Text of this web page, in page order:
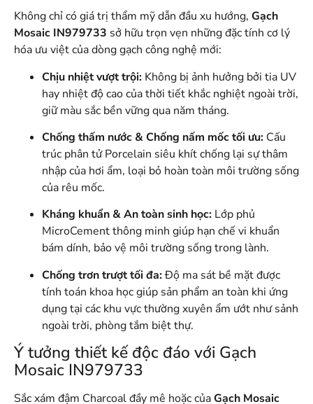
Không chỉ có giá trị thẩm mỹ dẫn đầu xu hướng, Gạch
Mosaic IN979733 sở hữu trọn vẹn những đặc tính cơ lý
hóa ưu việt của dòng gạch công nghệ mới:
Chịu nhiệt vượt trội: Không bị ảnh hưởng bởi tia UV
hay nhiệt độ cao của thời tiết khắc nghiệt ngoài trời,
giữ màu sắc bền vững qua năm tháng.
Chống thấm nước & Chống nấm mốc tối ưu: Cấu
trúc phân tử Porcelain siêu khít chống lại sự thâm
nhập của hơi ẩm, loại bỏ hoàn toàn môi trường sống
của rêu mốc.
Kháng khuẩn & An toàn sinh học: Lớp phủ
MicroCement thông minh giúp hạn chế vi khuẩn
bám dính, bảo vệ môi trường sống trong lành.
Chống trơn trượt tối đa:Độ ma sát bề mặt được
tính toán khoa học giúp sản phẩm an toàn khi ứng
dụng tại các khu vực thường xuyên ẩm ướt như sảnh
ngoài trời, phòng tắm biệt thự.
Ý tưởng thiết kế độc đáo với Gạch
Mosaic IN979733
Sắc xám đậm Charcoal đầy mê hoặc củaGạch Mosaic